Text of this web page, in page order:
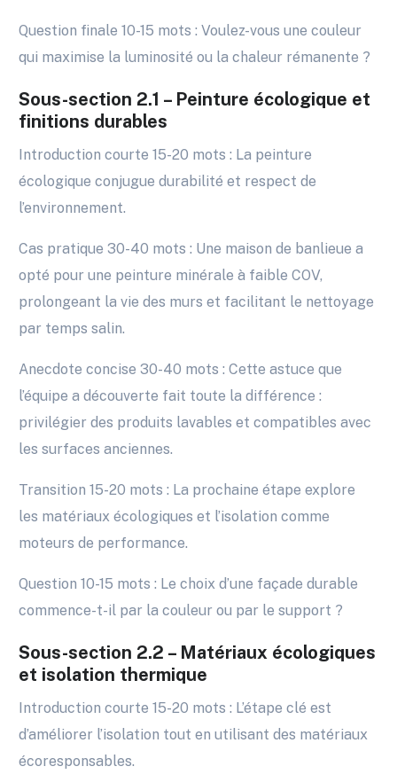
Question finale 10-15 mots : Voulez-vous une couleur
qui maximise la luminosité ou la chaleur rémanente ?
Sous-section 2.1 – Peinture écologique et
finitions durables
Introduction courte 15-20 mots : La peinture
écologique conjugue durabilité et respect de
l’environnement.
Cas pratique 30-40 mots : Une maison de banlieue a
opté pour une peinture minérale à faible COV,
prolongeant la vie des murs et facilitant le nettoyage
par temps salin.
Anecdote concise 30-40 mots : Cette astuce que
l’équipe a découverte fait toute la différence :
privilégier des produits lavables et compatibles avec
les surfaces anciennes.
Transition 15-20 mots : La prochaine étape explore
les matériaux écologiques et l’isolation comme
moteurs de performance.
Question 10-15 mots : Le choix d’une façade durable
commence-t-il par la couleur ou par le support ?
Sous-section 2.2 – Matériaux écologiques
et isolation thermique
Introduction courte 15-20 mots : L’étape clé est
d’améliorer l’isolation tout en utilisant des matériaux
écoresponsables.